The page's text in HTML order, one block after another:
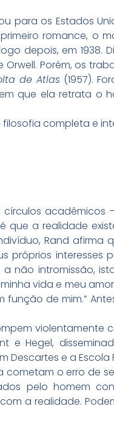
para os Estados
romance, o
depois, em 1938.
Orwell. Porém, os
de Atlas (1957).
que ela retrata o
completa e
acadêmicos
que a realidade
Rand afirma
interesses
não intromissão,
minha vida e meu
de mim.”
violentamente
e Hegel,
e a Escola
cometam o erro de
pelo homem
a realidade.